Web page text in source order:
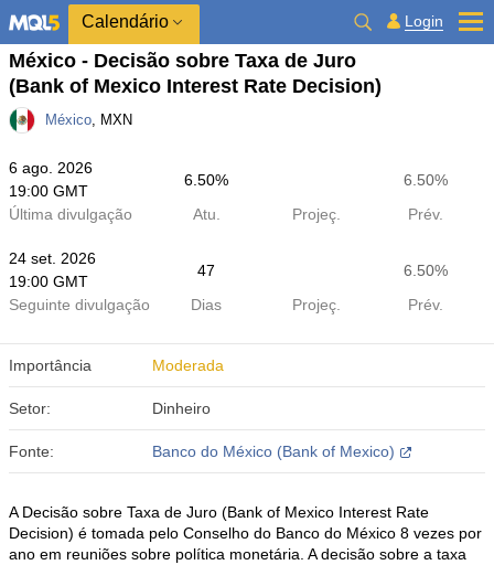
Calendário Login
México - Decisão sobre Taxa de Juro
(Bank of Mexico Interest Rate Decision)
México, MXN
6 ago. 2026
19:00 GMT
6.50%
6.50%
Última divulgação
Atu. Projeç. Prév.
24 set. 2026
19:00 GMT
47
6.50%
Seguinte divulgação
Dias Projeç. Prév.
Importância Moderada
Setor: Dinheiro
Fonte: Banco do México (Bank of Mexico)
A Decisão sobre Taxa de Juro (Bank of Mexico Interest Rate
Decision) é tomada pelo Conselho do Banco do México 8 vezes por
ano em reuniões sobre política monetária. A decisão sobre a taxa